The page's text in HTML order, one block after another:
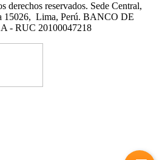
derechos reservados. Sede Central,
15026, Lima, Perú. BANCO DE
- RUC 20100047218